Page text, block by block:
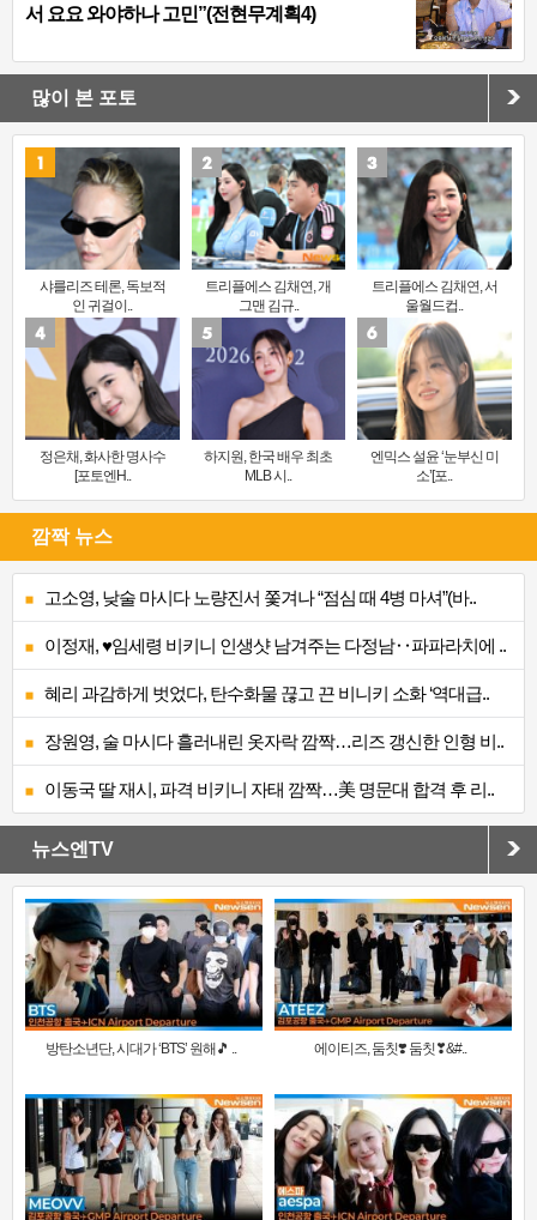
서 요요 와야하나 고민”(전현무계획4)
많이 본 포토
샤를리즈 테론, 독보적
인 귀걸이..
트리플에스 김채연, 개
그맨 김규..
트리플에스 김채연, 서
울월드컵..
정은채, 화사한 명사수
[포토엔H..
하지원, 한국 배우 최초
MLB 시..
엔믹스 설윤 ‘눈부신 미
소’[포..
깜짝 뉴스
고소영, 낮술 마시다 노량진서 쫓겨나 “점심 때 4병 마셔”(바..
이정재, ♥임세령 비키니 인생샷 남겨주는 다정남‥파파라치에 ..
혜리 과감하게 벗었다, 탄수화물 끊고 끈 비니키 소화 ‘역대급..
장원영, 술 마시다 흘러내린 옷자락 깜짝…리즈 갱신한 인형 비..
이동국 딸 재시, 파격 비키니 자태 깜짝…美 명문대 합격 후 리..
뉴스엔TV
방탄소년단, 시대가 ‘BTS’ 원해🎵 .. 에이티즈, 둠칫❣️ 둠칫❣&#..